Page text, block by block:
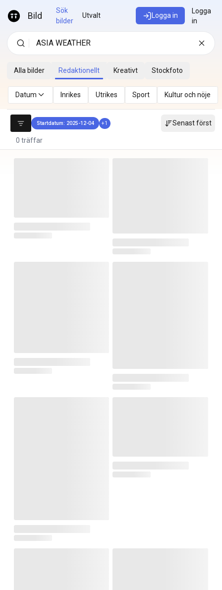
Bild
Sök
bilder
Utvalt Logga in
Logga
in
Alla bilder Redaktionellt Kreativt Stockfoto
Datum Inrikes Utrikes Sport Kultur och nöje
Startdatum: 2025-12-04 +1 Senast först
0 träffar